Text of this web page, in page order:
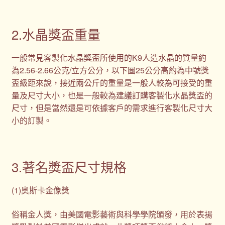
2.水晶獎盃重量
一般常見客製化水晶獎盃所使用的K9人造水晶的質量約
為2.56-2.66公克/立方公分，以下圖25公分高約為中號獎
盃級距來說，接近兩公斤的重量是一般人較為可接受的重
量及尺寸大小，也是一般較為建議訂購客製化水晶獎盃的
尺寸，但是當然還是可依據客戶的需求進行客製化尺寸大
小的訂製。
3.著名獎盃尺寸規格
(1)奧斯卡金像獎
俗稱金人獎，由美國電影藝術與科學學院頒發，用於表揚